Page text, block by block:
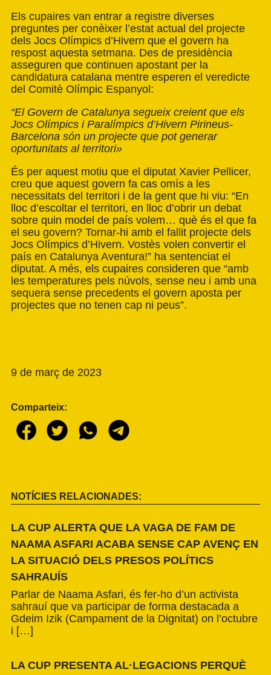
Els cupaires van entrar a registre diverses
preguntes per conèixer l’estat actual del projecte
dels Jocs Olímpics d’Hivern que el govern ha
respost aquesta setmana. Des de presidència
asseguren que continuen apostant per la
candidatura catalana mentre esperen el veredicte
del Comitè Olímpic Espanyol:
“El Govern de Catalunya segueix creient que els
Jocs Olímpics i Paralímpics d’Hivern Pirineus-
Barcelona són un projecte que pot generar
oportunitats al territori»
És per aquest motiu que el diputat Xavier Pellicer,
creu que aquest govern fa cas omís a les
necessitats del territori i de la gent que hi viu: “En
lloc d’escoltar el territori, en lloc d’obrir un debat
sobre quin model de país volem… què és el que fa
el seu govern? Tornar-hi amb el fallit projecte dels
Jocs Olímpics d’Hivern. Vostès volen convertir el
país en Catalunya Aventura!” ha sentenciat el
diputat. A més, els cupaires consideren que “amb
les temperatures pels núvols, sense neu i amb una
sequera sense precedents el govern aposta per
projectes que no tenen cap ni peus”.
9 de març de 2023
Comparteix:
NOTÍCIES RELACIONADES:
LA CUP ALERTA QUE LA VAGA DE FAM DE
NAAMA ASFARI ACABA SENSE CAP AVENÇ EN
LA SITUACIÓ DELS PRESOS POLÍTICS
SAHRAUÍS
Parlar de Naama Asfari, és fer-ho d’un activista
sahrauí que va participar de forma destacada a
Gdeim Izik (Campament de la Dignitat) on l’octubre
i […]
LA CUP PRESENTA AL·LEGACIONS PERQUÈ